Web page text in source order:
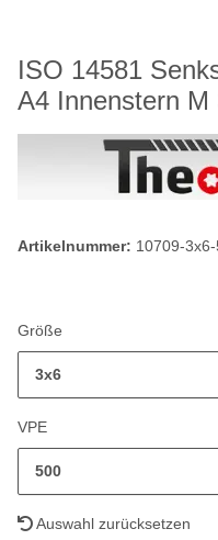
ISO 14581
A4 Innenstern
Artikelnummer: 10709-
Größe
3x6
VPE
500
Auswahl zurücksetzen